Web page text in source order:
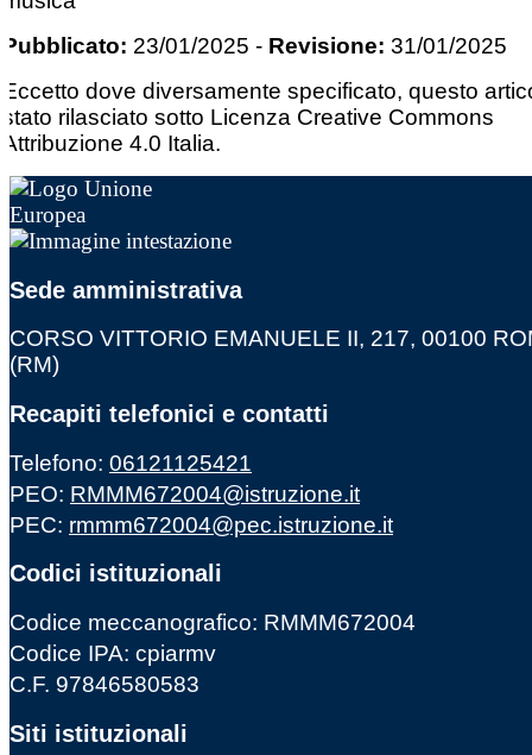
Pubblicato: 23/01/2025 - Revisione: 31/01/2025
Eccetto dove diversamente specificato, questo
stato rilasciato sotto Licenza Creative Commons
Attribuzione 4.0 Italia.
Sede amministrativa
CORSO VITTORIO EMANUELE II, 217, 00100
(RM)
Recapiti telefonici e contatti
Telefono: 06121125421
PEO: RMMM672004@istruzione.it
PEC: rmmm672004@pec.istruzione.it
Codici istituzionali
Codice meccanografico: RMMM672004
Codice IPA: cpiarmv
C.F. 97846580583
Siti istituzionali